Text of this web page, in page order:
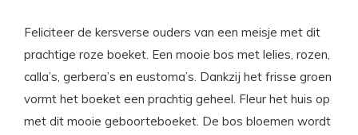
Feliciteer de kersverse ouders van een meisje met dit
prachtige roze boeket. Een mooie bos met lelies, rozen,
calla’s, gerbera’s en eustoma’s. Dankzij het frisse groen
vormt het boeket een prachtig geheel. Fleur het huis op
met dit mooie geboorteboeket. De bos bloemen wordt